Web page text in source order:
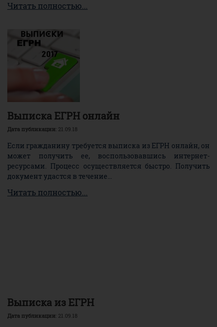
Читать полностью...
Выписка ЕГРН онлайн
Дата публикации: 21.09.18
Если гражданину требуется выписка из ЕГРН онлайн, он
может получить ее, воспользовавшись интернет-
ресурсами. Процесс осуществляется быстро. Получить
документ удастся в течение...
Читать полностью...
Выписка из ЕГРН
Дата публикации: 21.09.18